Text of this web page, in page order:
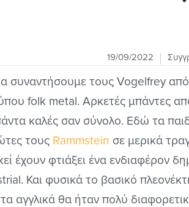
19/09/2022
συναντήσουμε τους Vogelfrey
folk metal. Αρκετές μπάντες
καλές σαν σύνολο. Εδώ τα
τους Rammstein σε μερικά
έχουν φτιάξει ένα ενδιαφέρον
Και φυσικά το βασικό
αγγλικά θα ήταν πολύ